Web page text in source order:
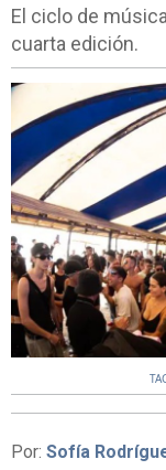
El ciclo de
cuarta edición.
Por: Sofía